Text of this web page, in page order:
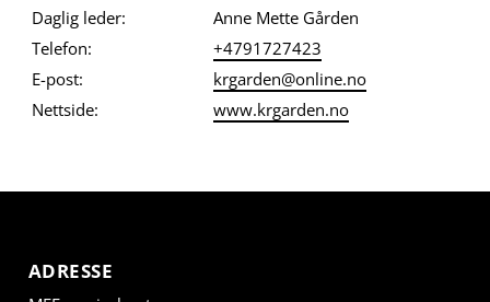
Daglig leder:
Anne Mette Gården
Telefon:
+4791727423
E-post:
krgarden@online.no
Nettside:
www.krgarden.no
ADRESSE